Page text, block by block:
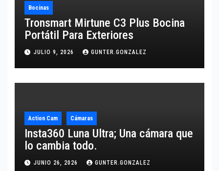
Bocinas
Tronsmart Mirtune C3 Plus Bocina
Portátil Para Exteriores
JULIO 9, 2026 GUNTER.GONZALEZ
Action Cam Cámaras
Insta360 Luna Ultra; Una cámara que
lo cambia todo.
JUNIO 26, 2026 GUNTER.GONZALEZ